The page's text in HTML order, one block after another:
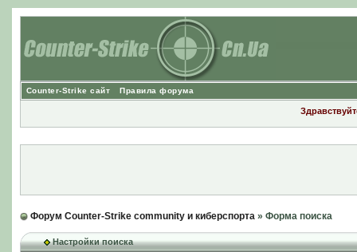
Counter-Strike сайт Правила форума
Форум Counter-Strike community и киберспорта» Форма поиска
Настройки поиска